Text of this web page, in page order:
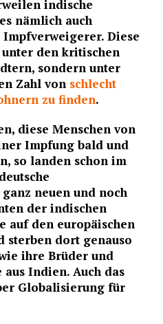
indische
nämlich auch
Diese
den kritischen
sondern unter
Zahl von schlecht
zu finden.
diese Menschen von
Impfung bald und
so landen schon im
neuen und noch
der indischen
auf den europäischen
sterben dort genauso
ihre Brüder und
aus Indien. Auch das
Globalisierung für